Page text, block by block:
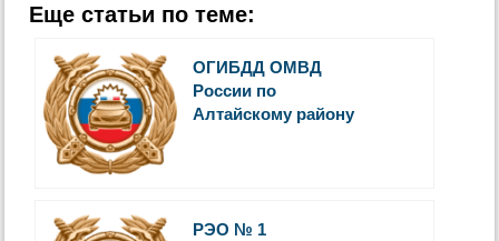
Еще статьи по теме:
ОГИБДД ОМВД
России по
Алтайскому району
РЭО № 1